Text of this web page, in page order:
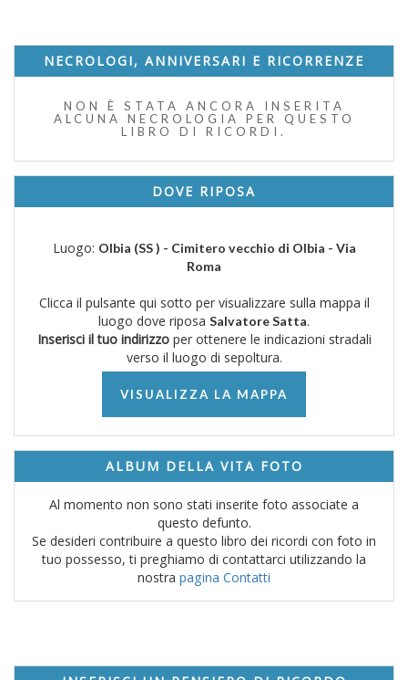
NECROLOGI, ANNIVERSARI E RICORRENZE
NON È STATA ANCORA INSERITA
ALCUNA NECROLOGIA PER QUESTO
LIBRO DI RICORDI.
DOVE RIPOSA
Luogo: Olbia (SS ) - Cimitero vecchio di Olbia - Via
Roma
Clicca il pulsante qui sotto per visualizzare sulla mappa il
luogo dove riposa Salvatore Satta.
Inserisci il tuo indirizzoper ottenere le indicazioni stradali
verso il luogo di sepoltura.
VISUALIZZA LA MAPPA
ALBUM DELLA VITA FOTO
Al momento non sono stati inserite foto associate a
questo defunto.
Se desideri contribuire a questo libro dei ricordi con foto in
tuo possesso, ti preghiamo di contattarci utilizzando la
nostra pagina Contatti